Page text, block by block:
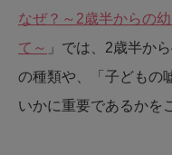
なぜ？～2歳半からの
て～ 」では、2歳半か
の種類や、「子どもの
いかに重要であるかを